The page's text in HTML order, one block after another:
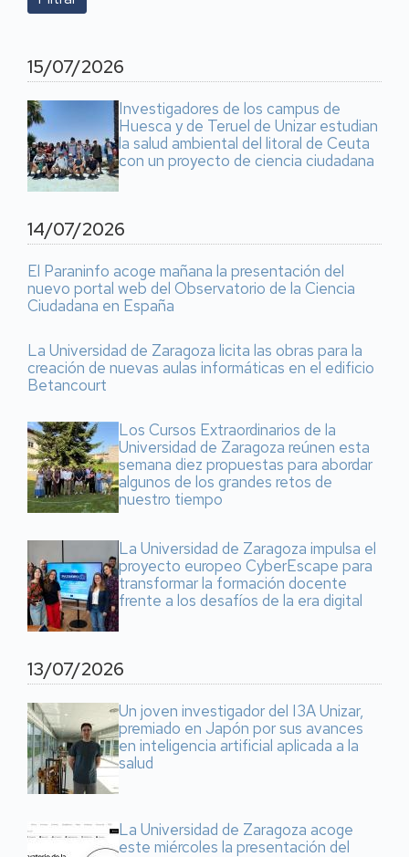
15/07/2026
Investigadores de los campus de
Huesca y de Teruel de Unizar estudian
la salud ambiental del litoral de Ceuta
con un proyecto de ciencia ciudadana
14/07/2026
El Paraninfo acoge mañana la presentación del
nuevo portal web del Observatorio de la Ciencia
Ciudadana en España
La Universidad de Zaragoza licita las obras para la
creación de nuevas aulas informáticas en el edificio
Betancourt
Los Cursos Extraordinarios de la
Universidad de Zaragoza reúnen esta
semana diez propuestas para abordar
algunos de los grandes retos de
nuestro tiempo
La Universidad de Zaragoza impulsa el
proyecto europeo CyberEscape para
transformar la formación docente
frente a los desafíos de la era digital
13/07/2026
Un joven investigador del I3A Unizar,
premiado en Japón por sus avances
en inteligencia artificial aplicada a la
salud
La Universidad de Zaragoza acoge
este miércoles la presentación del